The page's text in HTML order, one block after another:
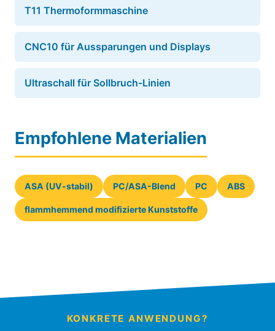
T11 Thermoformmaschine
CNC10 für Aussparungen und Displays
Ultraschall für Sollbruch-Linien
Empfohlene Materialien
ASA (UV-stabil) PC/ASA-Blend PC ABS
flammhemmend modifizierte Kunststoffe
KONKRETE ANWENDUNG?